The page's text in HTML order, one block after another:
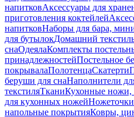
напитковАксессуары для
приготовления коктейлей
напитковНаборы для бара,
для бутылокДомашний
снаОдеялаКомплекты
принадлежностейПостельное
покрывалаПолотенцаСкатерти
беруши для снаНаполнители
текстиляТканиКухонные ножи,
для кухонных ножей
напольные покрытияКовры,